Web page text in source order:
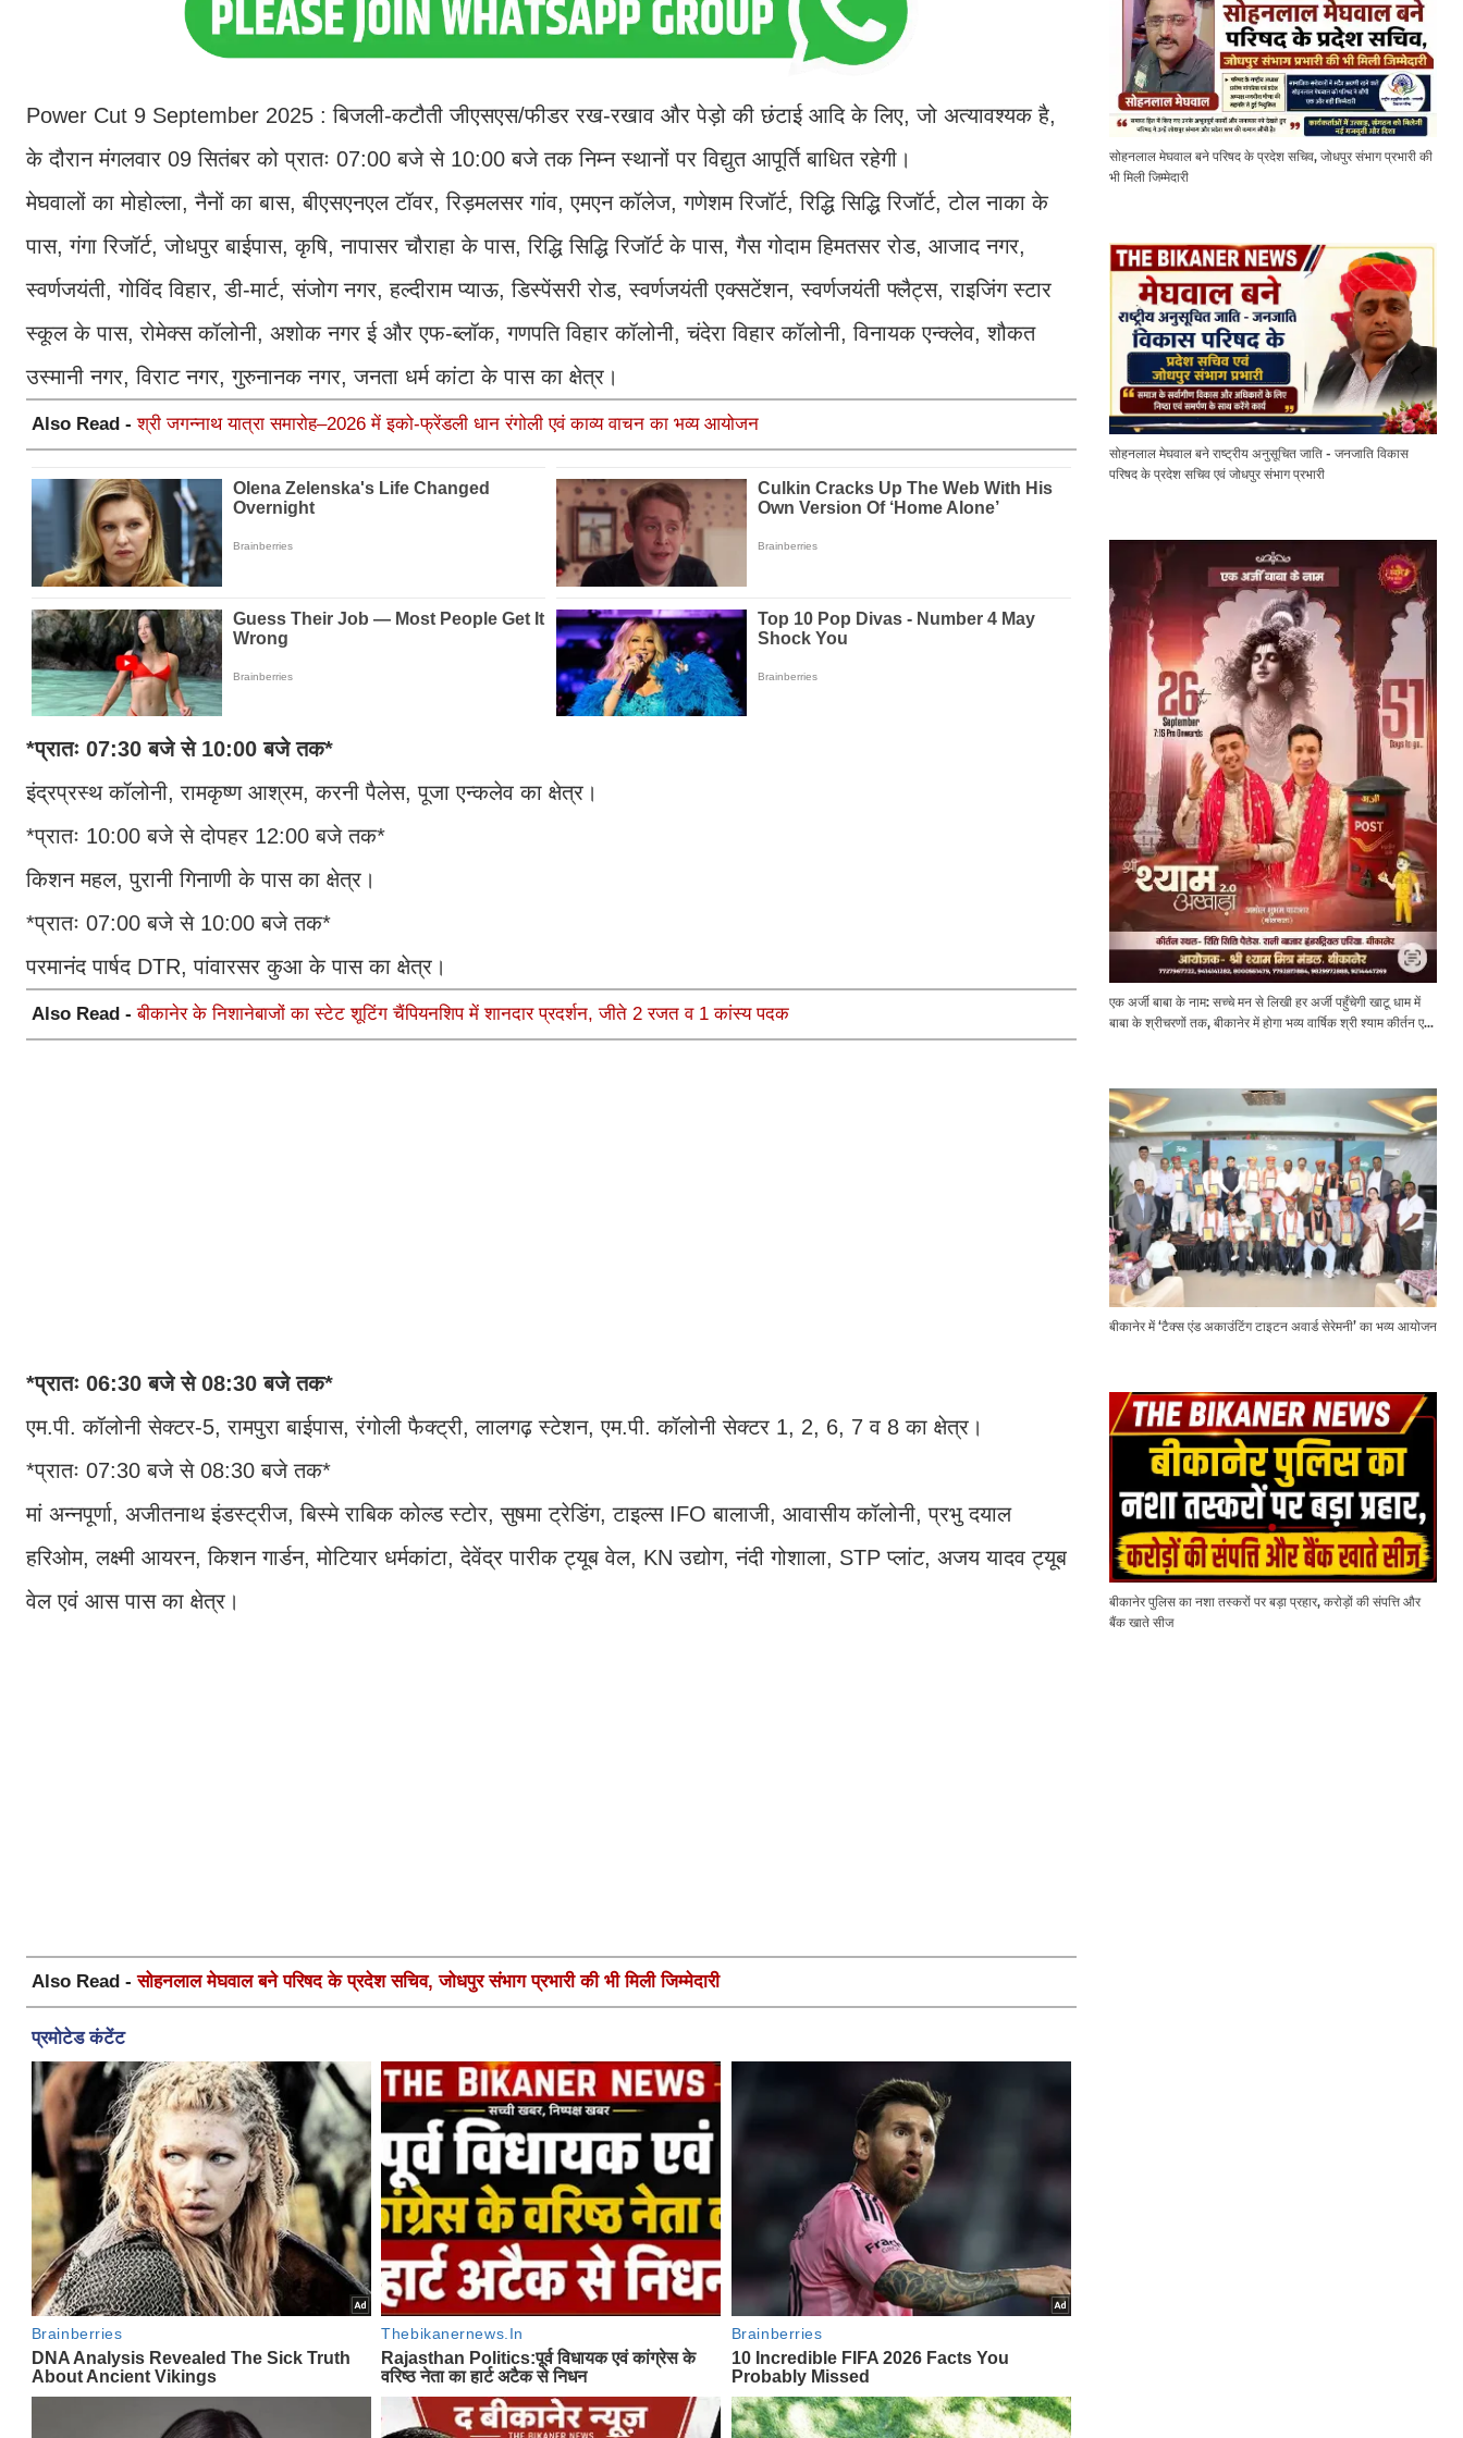
Power Cut 9 September 2025 : बिजली-कटौती जीएसएस/फीडर रख-रखाव और पेड़ो की छंटाई आदि के लिए, जो अत्यावश्यक है,
के दौरान मंगलवार 09 सितंबर को प्रातः 07:00 बजे से 10:00 बजे तक निम्न स्थानों पर विद्युत आपूर्ति बाधित रहेगी।
मेघवालों का मोहोल्ला, नैनों का बास, बीएसएनएल टॉवर, रिड़मलसर गांव, एमएन कॉलेज, गणेशम रिजॉर्ट, रिद्धि सिद्धि रिजॉर्ट, टोल नाका के
पास, गंगा रिजॉर्ट, जोधपुर बाईपास, कृषि, नापासर चौराहा के पास, रिद्धि सिद्धि रिजॉर्ट के पास, गैस गोदाम हिमतसर रोड, आजाद नगर,
स्वर्णजयंती, गोविंद विहार, डी-मार्ट, संजोग नगर, हल्दीराम प्याऊ, डिस्पेंसरी रोड, स्वर्णजयंती एक्सटेंशन, स्वर्णजयंती फ्लैट्स, राइजिंग स्टार
स्कूल के पास, रोमेक्स कॉलोनी, अशोक नगर ई और एफ-ब्लॉक, गणपति विहार कॉलोनी, चंदेरा विहार कॉलोनी, विनायक एन्क्लेव, शौकत
उस्मानी नगर, विराट नगर, गुरुनानक नगर, जनता धर्म कांटा के पास का क्षेत्र।
Also Read -श्री जगन्नाथ यात्रा समारोह–2026 में इको-फ्रेंडली धान रंगोली एवं काव्य वाचन का भव्य आयोजन
*प्रातः 07:30 बजे से 10:00 बजे तक*
इंद्रप्रस्थ कॉलोनी, रामकृष्ण आश्रम, करनी पैलेस, पूजा एन्कलेव का क्षेत्र।
*प्रातः 10:00 बजे से दोपहर 12:00 बजे तक*
किशन महल, पुरानी गिनाणी के पास का क्षेत्र।
*प्रातः 07:00 बजे से 10:00 बजे तक*
परमानंद पार्षद DTR, पांवारसर कुआ के पास का क्षेत्र।
Also Read -बीकानेर के निशानेबाजों का स्टेट शूटिंग चैंपियनशिप में शानदार प्रदर्शन, जीते 2 रजत व 1 कांस्य पदक
*प्रातः 06:30 बजे से 08:30 बजे तक*
एम.पी. कॉलोनी सेक्टर-5, रामपुरा बाईपास, रंगोली फैक्ट्री, लालगढ़ स्टेशन, एम.पी. कॉलोनी सेक्टर 1, 2, 6, 7 व 8 का क्षेत्र।
*प्रातः 07:30 बजे से 08:30 बजे तक*
मां अन्नपूर्णा, अजीतनाथ इंडस्ट्रीज, बिस्मे राबिक कोल्ड स्टोर, सुषमा ट्रेडिंग, टाइल्स IFO बालाजी, आवासीय कॉलोनी, प्रभु दयाल
हरिओम, लक्ष्मी आयरन, किशन गार्डन, मोटियार धर्मकांटा, देवेंद्र पारीक ट्यूब वेल, KN उद्योग, नंदी गोशाला, STP प्लांट, अजय यादव ट्यूब
वेल एवं आस पास का क्षेत्र।
Also Read -सोहनलाल मेघवाल बने परिषद के प्रदेश सचिव, जोधपुर संभाग प्रभारी की भी मिली जिम्मेदारी
सोहनलाल मेघवाल बने परिषद के प्रदेश सचिव, जोधपुर संभाग प्रभारी की
भी मिली जिम्मेदारी
सोहनलाल मेघवाल बने राष्ट्रीय अनुसूचित जाति - जनजाति विकास
परिषद के प्रदेश सचिव एवं जोधपुर संभाग प्रभारी
एक अर्जी बाबा के नाम: सच्चे मन से लिखी हर अर्जी पहुँचेगी खाटू धाम में
बाबा के श्रीचरणों तक, बीकानेर में होगा भव्य वार्षिक श्री श्याम कीर्तन एवं
बीकानेर में ‘टैक्स एंड अकाउंटिंग टाइटन अवार्ड सेरेमनी’ का भव्य आयोजन
बीकानेर पुलिस का नशा तस्करों पर बड़ा प्रहार, करोड़ों की संपत्ति और
बैंक खाते सीज